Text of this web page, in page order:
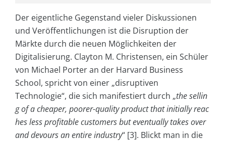
Der eigentliche Gegenstand vieler Diskussionen
und Veröffentlichungen ist die Disruption der
Märkte durch die neuen Möglichkeiten der
Digitalisierung. Clayton M. Christensen, ein Schüler
von Michael Porter an der Harvard Business
School, spricht von einer „disruptiven
Technologie“, die sich manifestiert durch „the sellin
g of a cheaper, poorer-quality product that initially reac
hes less profitable customers but eventually takes over
and devours an entire industry“ [3]. Blickt man in die